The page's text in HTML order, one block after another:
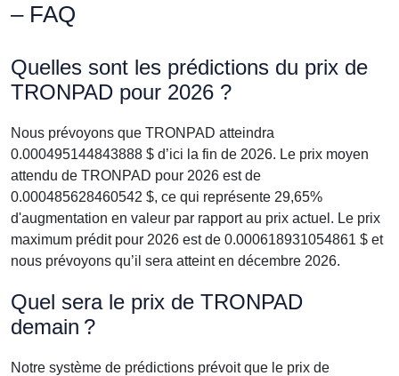
– FAQ
Quelles sont les prédictions du prix de
TRONPAD pour 2026 ?
Nous prévoyons que TRONPAD atteindra
0.000495144843888 $ d’ici la fin de 2026. Le prix moyen
attendu de TRONPAD pour 2026 est de
0.000485628460542 $, ce qui représente 29,65%
d'augmentation en valeur par rapport au prix actuel. Le prix
maximum prédit pour 2026 est de 0.000618931054861 $ et
nous prévoyons qu’il sera atteint en décembre 2026.
Quel sera le prix de TRONPAD
demain ?
Notre système de prédictions prévoit que le prix de